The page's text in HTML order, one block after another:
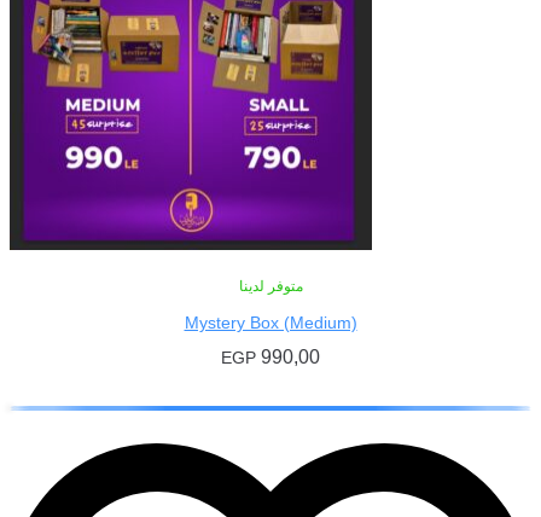
متوفر لدينا
Mystery Box (Medium)
990,00
EGP